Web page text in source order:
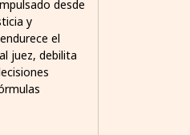
desde
y
el
juez, debilita